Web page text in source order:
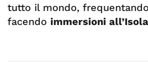
tutto il mondo,
facendo immersioni